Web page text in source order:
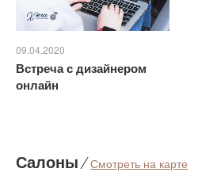
09.04.2020
Встреча с дизайнером
онлайн
Салоны⁄Смотреть на карте